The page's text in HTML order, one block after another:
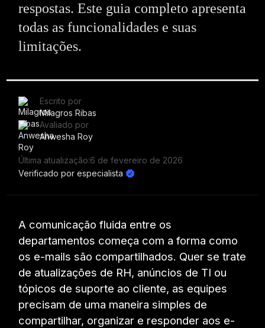
respostas. Este guia completo apresenta
todas as funcionalidades e suas
limitações.
Escrito por
Milagros Ribas
Avaliado por
Anwesha Roy
Última atualização:6 de fevereiro de 2026
Verificado por especialista
A comunicação fluida entre os
departamentos começa com a forma como
os e-mails são compartilhados. Quer se trate
de atualizações de RH, anúncios de TI ou
tópicos de suporte ao cliente, as equipes
precisam de uma maneira simples de
compartilhar, organizar e responder aos e-